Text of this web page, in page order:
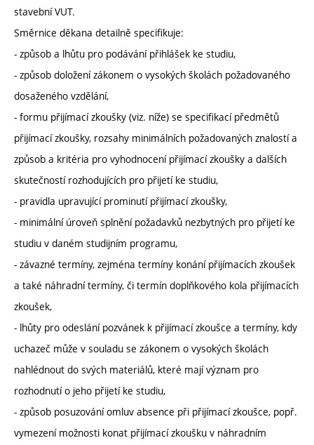
stavební VUT.
Směrnice děkana detailně specifikuje:
- způsob a lhůtu pro podávání přihlášek ke studiu,
- způsob doložení zákonem o vysokých školách požadovaného
dosaženého vzdělání,
- formu přijímací zkoušky (viz. níže) se specifikací předmětů
přijímací zkoušky, rozsahy minimálních požadovaných znalostí a
způsob a kritéria pro vyhodnocení přijímací zkoušky a dalších
skutečností rozhodujících pro přijetí ke studiu,
- pravidla upravující prominutí přijímací zkoušky,
- minimální úroveň splnění požadavků nezbytných pro přijetí ke
studiu v daném studijním programu,
- závazné termíny, zejména termíny konání přijímacích zkoušek
a také náhradní termíny, či termín doplňkového kola přijímacích
zkoušek,
- lhůty pro odeslání pozvánek k přijímací zkoušce a termíny, kdy
uchazeč může v souladu se zákonem o vysokých školách
nahlédnout do svých materiálů, které mají význam pro
rozhodnutí o jeho přijetí ke studiu,
- způsob posuzování omluv absence při přijímací zkoušce, popř.
vymezení možnosti konat přijímací zkoušku v náhradním